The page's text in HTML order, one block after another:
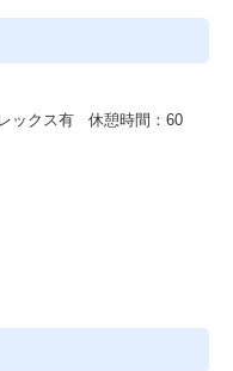
ックス有 休憩時間：60